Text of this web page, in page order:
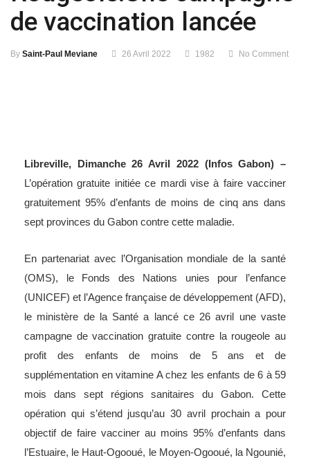
de vaccination lancée
By Saint-Paul Meviane 26 Avril 2022 1982 No Comment
Libreville, Dimanche 26 Avril 2022 (Infos Gabon) –
L’opération gratuite initiée ce mardi vise à faire vacciner
gratuitement 95% d’enfants de moins de cinq ans dans
sept provinces du Gabon contre cette maladie.
En partenariat avec l’Organisation mondiale de la santé
(OMS), le Fonds des Nations unies pour l’enfance
(UNICEF) et l’Agence française de développement (AFD),
le ministère de la Santé a lancé ce 26 avril une vaste
campagne de vaccination gratuite contre la rougeole au
profit des enfants de moins de 5 ans et de
supplémentation en vitamine A chez les enfants de 6 à 59
mois dans sept régions sanitaires du Gabon. Cette
opération qui s’étend jusqu’au 30 avril prochain a pour
objectif de faire vacciner au moins 95% d’enfants dans
l’Estuaire, le Haut-Ogooué, le Moyen-Ogooué, la Ngounié,